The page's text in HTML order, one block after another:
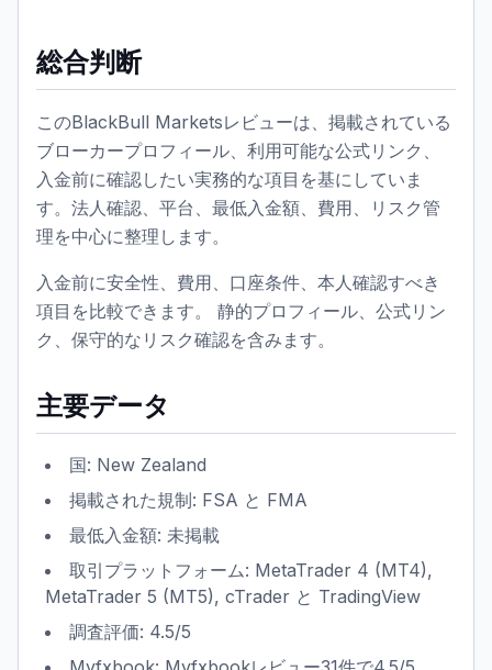
総合判断
このBlackBull Marketsレビューは、掲載されている
ブローカープロフィール、利用可能な公式リンク、
入金前に確認したい実務的な項目を基にしていま
す。法人確認、平台、最低入金額、費用、リスク管
理を中心に整理します。
入金前に安全性、費用、口座条件、本人確認すべき
項目を比較できます。 静的プロフィール、公式リン
ク、保守的なリスク確認を含みます。
主要データ
国: New Zealand
掲載された規制: FSA と FMA
最低入金額: 未掲載
取引プラットフォーム: MetaTrader 4 (MT4),
MetaTrader 5 (MT5), cTrader と TradingView
調査評価: 4.5/5